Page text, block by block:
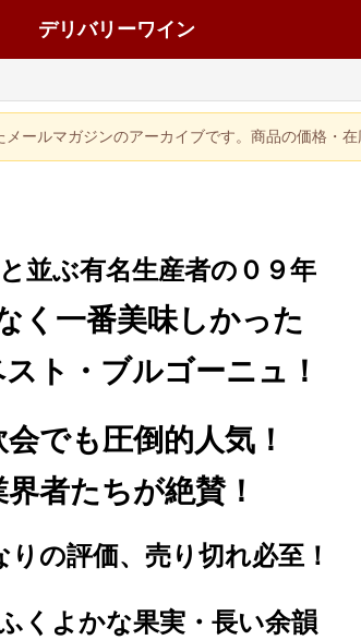
デリバリーワイン
メールマガジンのアーカイブです。商品の価格・
並ぶ有名生産者の０９年
く一番美味しかった
ト・ブルゴーニュ！
でも圧倒的人気！
界者たちが絶賛！
りの評価、売り切れ必至！
くよかな果実・長い余韻